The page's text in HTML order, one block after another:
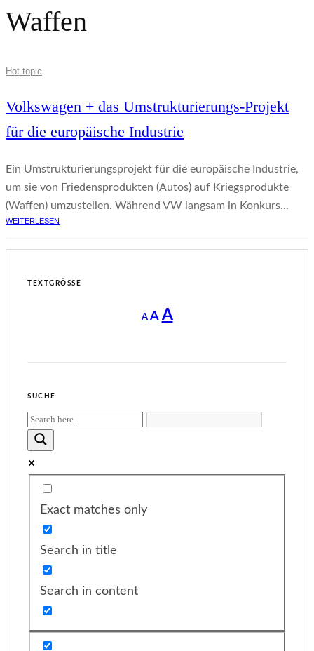
Waffen
Hot topic
Volkswagen + das Umstrukturierungs-Projekt
für die europäische Industrie
Ein Umstrukturierungsprojekt für die europäische Industrie,
um sie von Friedensprodukten (Autos) auf Kriegsprodukte
(Waffen) umzustellen. Während VW langsam in Konkurs...
WEITERLESEN
TEXTGRÖSSE
A
Decrease
font
A Reset
AIncrease
SUCHE
Exact matches only
Search in title
Search in content